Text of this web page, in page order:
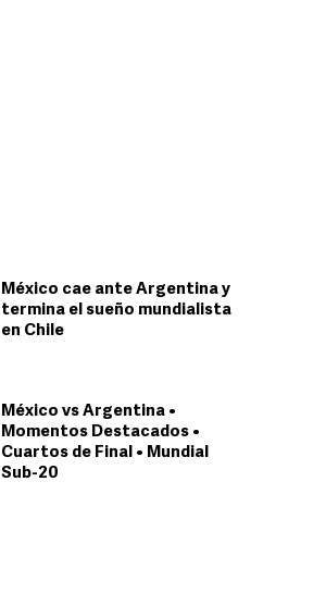
México cae ante Argentina y
termina el sueño mundialista
en Chile
México vs Argentina •
Momentos Destacados •
Cuartos de Final • Mundial
Sub-20